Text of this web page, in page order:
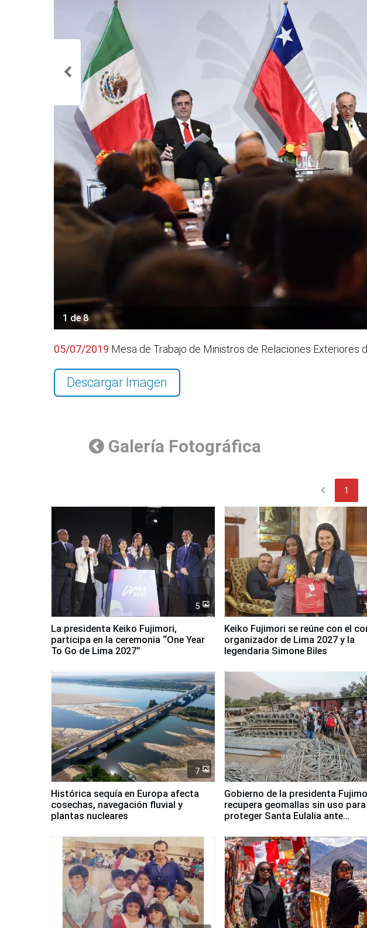
1 de 8
05/07/2019 Mesa de Trabajo de Ministros de Relaciones
Descargar Imagen
Galería Fotográfica
chevron_left 1
5
La presidenta Keiko Fujimori,
participa en la ceremonia “One Year
To Go de Lima 2027”
Keiko Fujimori se reúne con el
organizador de Lima 2027 y la
legendaria Simone Biles
7
Histórica sequía en Europa afecta
cosechas, navegación fluvial y
plantas nucleares
Gobierno de la presidenta
recupera geomallas sin uso para
proteger Santa Eulalia ante